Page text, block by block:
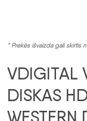
* Prekės išvaizda gali skirtis
VDIGITAL
DISKAS
WESTERN